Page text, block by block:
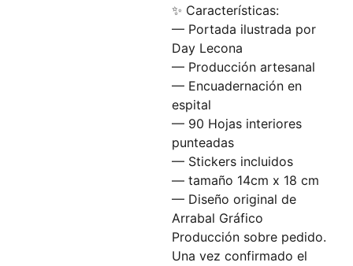
✨ Características:
— Portada ilustrada por
Day Lecona
— Producción artesanal
— Encuadernación en
espital
— 90 Hojas interiores
punteadas
— Stickers incluidos
— tamaño 14cm x 18 cm
— Diseño original de
Arrabal Gráfico
Producción sobre pedido.
Una vez confirmado el